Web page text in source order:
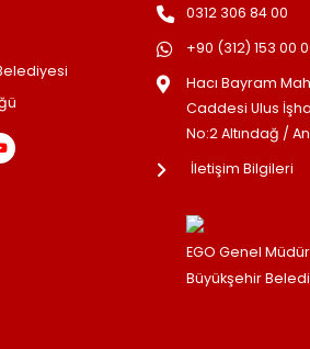
0312 306 84 00
+90 (312) 153 00
Hacı Bayram
Caddesi Ulus
No:2 Altındağ /
İletişim Bilgileri
EGO Genel
Büyükşehir